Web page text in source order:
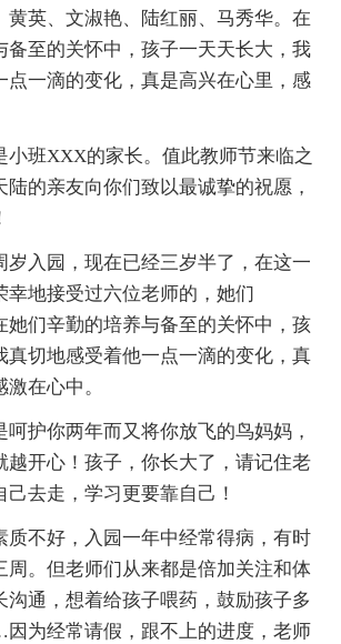
黄英、文淑艳、陆红丽、马秀华。在
备至的关怀中，孩子一天天长大，我
点一滴的变化，真是高兴在心里，感
小班XXX的家长。值此教师节来临之
陆的亲友向你们致以最诚挚的祝愿，
岁入园，现在已经三岁半了，在这一
幸地接受过六位老师的，她们
她们辛勤的培养与备至的关怀中，孩
真切地感受着他一点一滴的变化，真
在心中。
呵护你两年而又将你放飞的鸟妈妈，
越开心！孩子，你长大了，请记住老
去走，学习更要靠自己！
质不好，入园一年中经常得病，有时
周。但老师们从来都是倍加关注和体
沟通，想着给孩子喂药，鼓励孩子多
为经常请假，跟不上的进度，老师